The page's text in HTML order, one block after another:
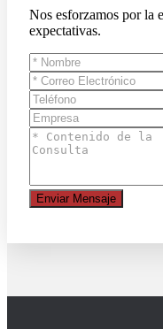
Nos esforzamos por la
expectativas.
Enviar Mensaje